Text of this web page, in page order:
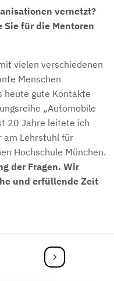
vernetzt?
Sie für die Mentoren
vielen verschiedenen
Menschen
heute gute Kontakte
„Automobile
20 Jahre leitete ich
am Lehrstuhl für
Hochschule München.
der Fragen. Wir
und erfüllende Zeit